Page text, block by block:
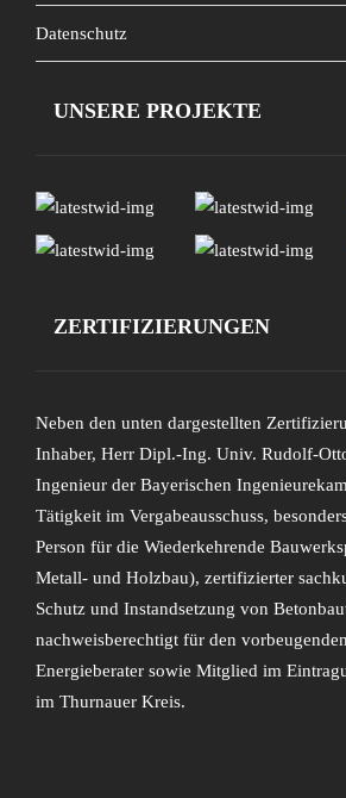
Datenschutz
UNSERE PROJEKTE
ZERTIFIZIERUNGEN
Neben den unten dargestellten
Inhaber, Herr Dipl.-Ing. Univ. Rudolf-
Ingenieur der Bayerischen
Tätigkeit im Vergabeausschuss,
Person für die Wiederkehrende
Metall- und Holzbau), zertifizierter
Schutz und Instandsetzung von
nachweisberechtigt für den
Energieberater sowie Mitglied im
im Thurnauer Kreis.